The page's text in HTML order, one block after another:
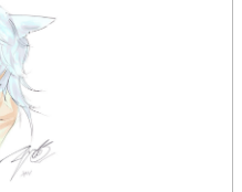
魔術騎士や魔術士たち…鈍感
※総受け※総愛され※逆ハーレ
業としての性行為もありま
的な描写もあります※前述し
意ください